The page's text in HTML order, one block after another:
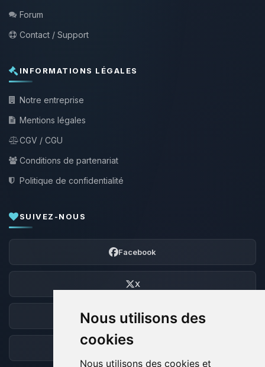
Nous utilisons des
cookies
Nous utilisons des cookies et
Forum
Contact / Support
INFORMATIONS LÉGALES
Notre entreprise
Mentions légales
CGV / CGU
Conditions de partenariat
Politique de confidentialité
SUIVEZ-NOUS
Facebook
X
Discord
Forum